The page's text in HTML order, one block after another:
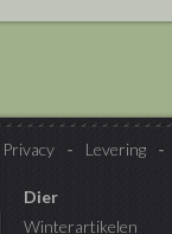
Privacy Levering
Dier
Winterartikelen